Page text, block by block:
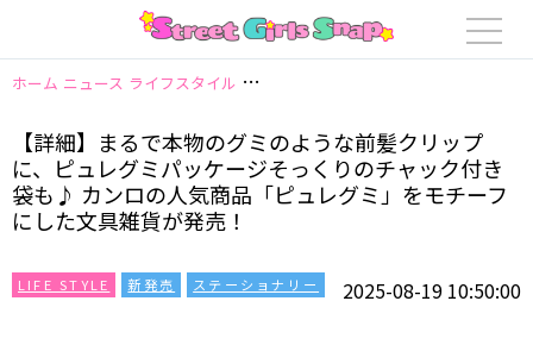
ホーム ニュース ライフスタイル 【詳細】まるで本物のグミのような前
【詳細】まるで本物のグミのような前髪クリップ
に、ピュレグミパッケージそっくりのチャック付き
袋も♪ カンロの人気商品「ピュレグミ」をモチーフ
にした文具雑貨が発売！
LIFE STYLE 新発売 ステーショナリー 2025-08-19 10:50:00